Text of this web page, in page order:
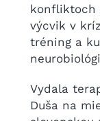
konfliktoch
výcvik v
tréning a
Vydala
Duša na